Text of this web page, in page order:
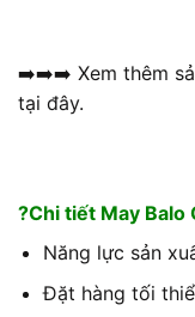
➡️➡️➡️ Xem thêm
tại đây.
?Chi tiết May Balo
Năng lực sản
Đặt hàng tối